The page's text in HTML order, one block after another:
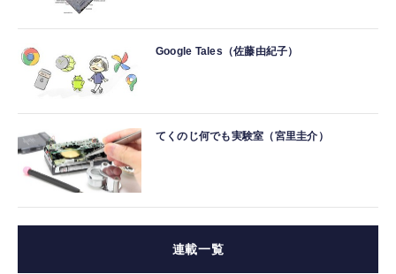
Google Tales（佐藤由紀子）
てくのじ何でも実験室（宮里圭介）
連載一覧